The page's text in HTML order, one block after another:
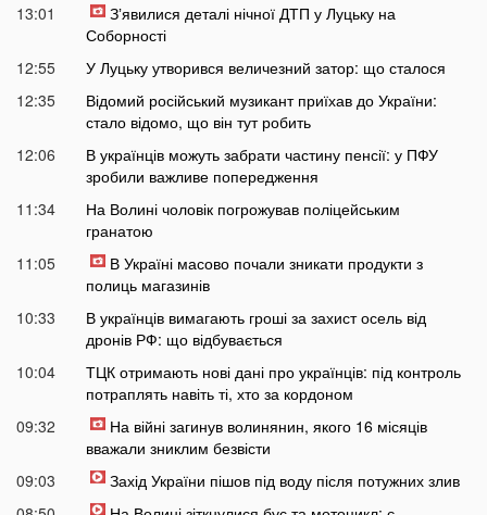
13:01
Зʼявилися деталі нічної ДТП у Луцьку на
Соборності
12:55
У Луцьку утворився величезний затор: що сталося
12:35
Відомий російський музикант приїхав до України:
стало відомо, що він тут робить
12:06
В українців можуть забрати частину пенсії: у ПФУ
зробили важливе попередження
11:34
На Волині чоловік погрожував поліцейським
гранатою
11:05
В Україні масово почали зникати продукти з
полиць магазинів
10:33
В українців вимагають гроші за захист осель від
дронів РФ: що відбувається
10:04
ТЦК отримають нові дані про українців: під контроль
потраплять навіть ті, хто за кордоном
09:32
На війні загинув волинянин, якого 16 місяців
вважали зниклим безвісти
09:03
Захід України пішов під воду після потужних злив